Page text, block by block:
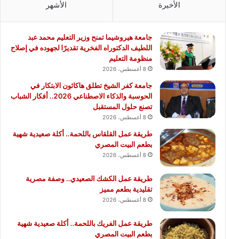
الأخيرة الأشهر
جامعة هيروشيما تمنح وزير التعليم محمد عبد
اللطيف الدكتوراه الفخرية تقديرًا لجهوده في إصلاح
منظومة التعليم
8 أغسطس، 2026
جامعة كفر الشيخ تطلق هاكاثون الابتكار في
الحوسبة والذكاء الاصطناعي 2026.. أفكار الشباب
تصنع حلول المستقبل
8 أغسطس، 2026
طريقة عمل القلقاس باللحمة.. أكلة صعيدية شهية
بطعم البيت المصري
8 أغسطس، 2026
طريقة عمل الكشك الصعيدي.. وصفة مصرية
تقليدية بطعم مميز
8 أغسطس، 2026
طريقة عمل الفريك باللحمة.. أكلة صعيدية شهية
بطعم البيت المصري